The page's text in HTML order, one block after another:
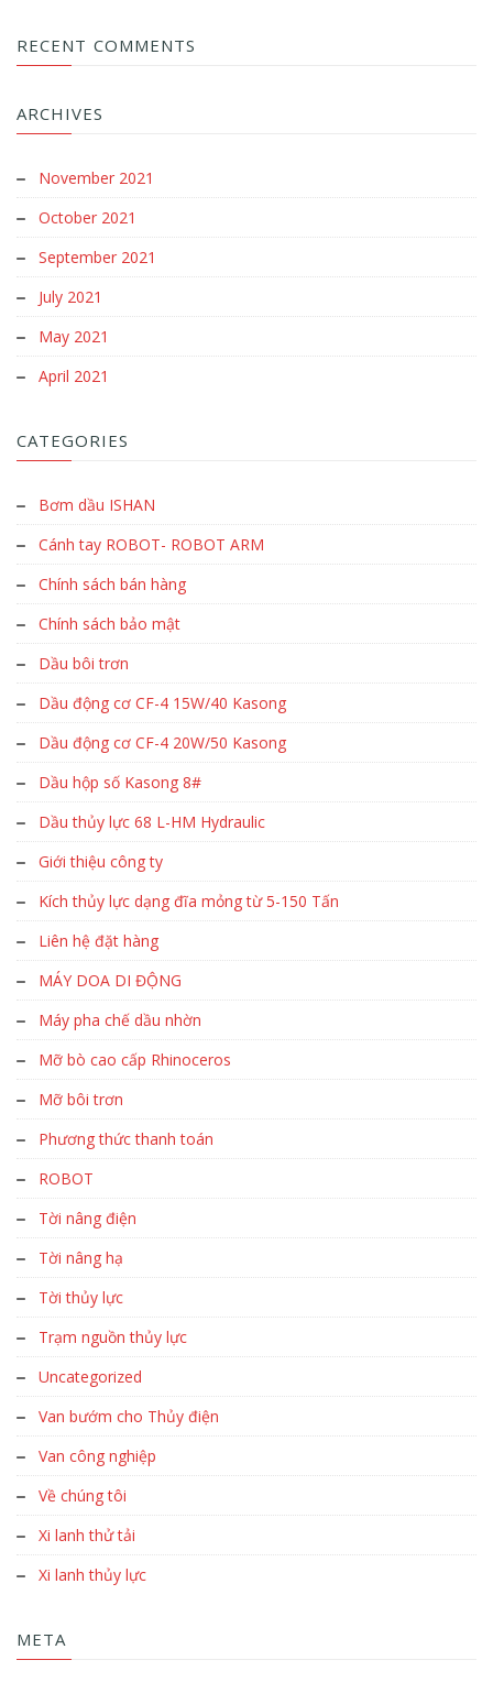
RECENT COMMENTS
ARCHIVES
November 2021
October 2021
September 2021
July 2021
May 2021
April 2021
CATEGORIES
Bơm dầu ISHAN
Cánh tay ROBOT- ROBOT ARM
Chính sách bán hàng
Chính sách bảo mật
Dầu bôi trơn
Dầu động cơ CF-4 15W/40 Kasong
Dầu động cơ CF-4 20W/50 Kasong
Dầu hộp số Kasong 8#
Dầu thủy lực 68 L-HM Hydraulic
Giới thiệu công ty
Kích thủy lực dạng đĩa mỏng từ 5-150 Tấn
Liên hệ đặt hàng
MÁY DOA DI ĐỘNG
Máy pha chế dầu nhờn
Mỡ bò cao cấp Rhinoceros
Mỡ bôi trơn
Phương thức thanh toán
ROBOT
Tời nâng điện
Tời nâng hạ
Tời thủy lực
Trạm nguồn thủy lực
Uncategorized
Van bướm cho Thủy điện
Van công nghiệp
Về chúng tôi
Xi lanh thử tải
Xi lanh thủy lực
META